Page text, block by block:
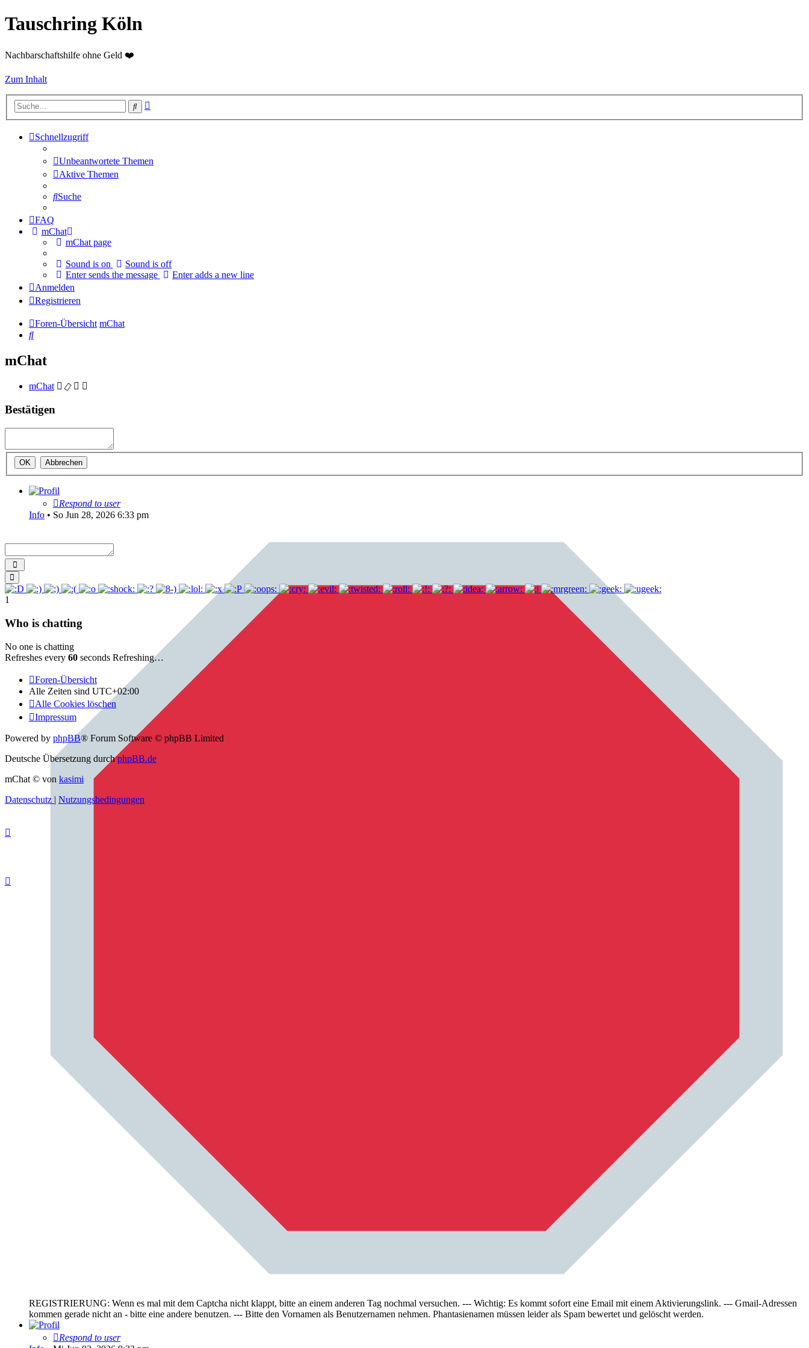
Tauschring Köln
Nachbarschaftshilfe ohne Geld ❤️
Zum Inhalt
Suche
Schnellzugriff
Unbeantwortete Themen
Aktive Themen
Suche
FAQ
mChat
mChat page
Sound is on
Sound is off
Enter sends the message
Enter adds a new line
Anmelden
Registrieren
Foren-Übersicht mChat
Suche
mChat
mChat
Bestätigen
Respond to user
Info • So Jun 28, 2026 6:33 pm
REGISTRIERUNG: Wenn es mal mit dem Captcha nicht klappt, bitte an einem anderen Tag nochmal versuchen. --- Wichtig: Es kommt sofort eine Email mit einem Aktivierungslink. --- Gmail-Adressen
kommen gerade nicht an - bitte eine andere benutzen. --- Bitte den Vornamen als Benutzernamen nehmen. Phantasienamen müssen leider als Spam bewertet und gelöscht werden.
Respond to user
1
Who is chatting
No one is chatting
Refreshes every 60 seconds Refreshing…
Foren-Übersicht
Alle Zeiten sind UTC+02:00
Alle Cookies löschen
Impressum
Powered by phpBB® Forum Software © phpBB Limited
Deutsche Übersetzung durchphpBB.de
mChat © von kasimi
Datenschutz | Nutzungsbedingungen